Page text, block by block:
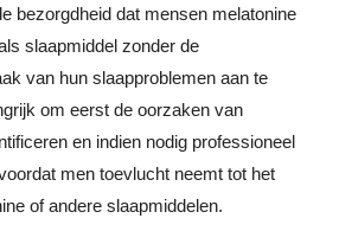
bezorgdheid dat mensen melatonine
slaapmiddel zonder de
van hun slaapproblemen aan te
om eerst de oorzaken van
en indien nodig professioneel
men toevlucht neemt tot het
of andere slaapmiddelen.